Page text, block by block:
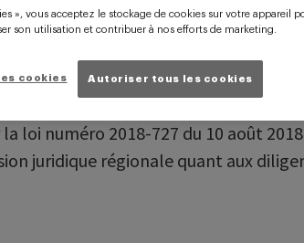
légal
loi numéro 2018-727 du 10 août
juridique régionale quant aux
», vous acceptez le stockage de cookies sur votre appareil
son utilisation et contribuer à nos efforts de marketing.
Autoriser tous les cookies
cookies